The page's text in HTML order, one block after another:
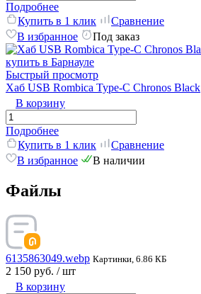
Подробнее
Купить в 1 клик
Сравнение
В избранное
Под заказ
Быстрый просмотр
Хаб USB Rombica Type-C Chronos Black
В корзину
Подробнее
Купить в 1 клик
Сравнение
В избранное
В наличии
Файлы
6135863049.webp Картинки, 6.86 КБ
2 150 руб. / шт
В корзину